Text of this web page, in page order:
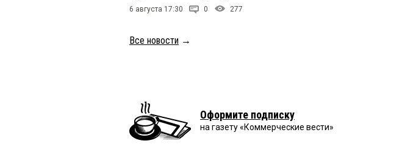
6 августа 17:30 0 277
Все новости →
Оформите подписку
на газету «Коммерческие вести»